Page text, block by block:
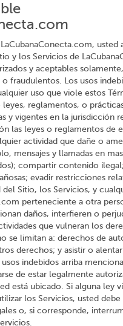
usted
y los Servicios de
y aceptables
fraudulentos. Los usos
uso que viole estos
reglamentos, o
y vigentes en la jurisdicción
las leyes o reglamentos de
actividad que dañe o
mensajes y llamadas en
compartir contenido
evadir restricciones
Sitio, los Servicios, y
perteneciente a otra
daños, interfieren o
que vulneran los
se limitan a: derechos de
derechos; y asistir o
indebidos arriba
de estar legalmente
está ubicado. Si alguna ley
los Servicios, usted
o, si corresponde,